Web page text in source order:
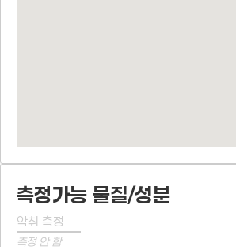
측정가능 물질/성분
악취 측정
측정 안 함